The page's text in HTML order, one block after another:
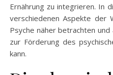
Ernährung zu integrieren. In
verschiedenen Aspekte der
Psyche näher betrachten
zur Förderung des
kann.